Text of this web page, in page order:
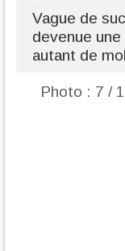
Vague de
devenue
autant de
Photo : 7 /